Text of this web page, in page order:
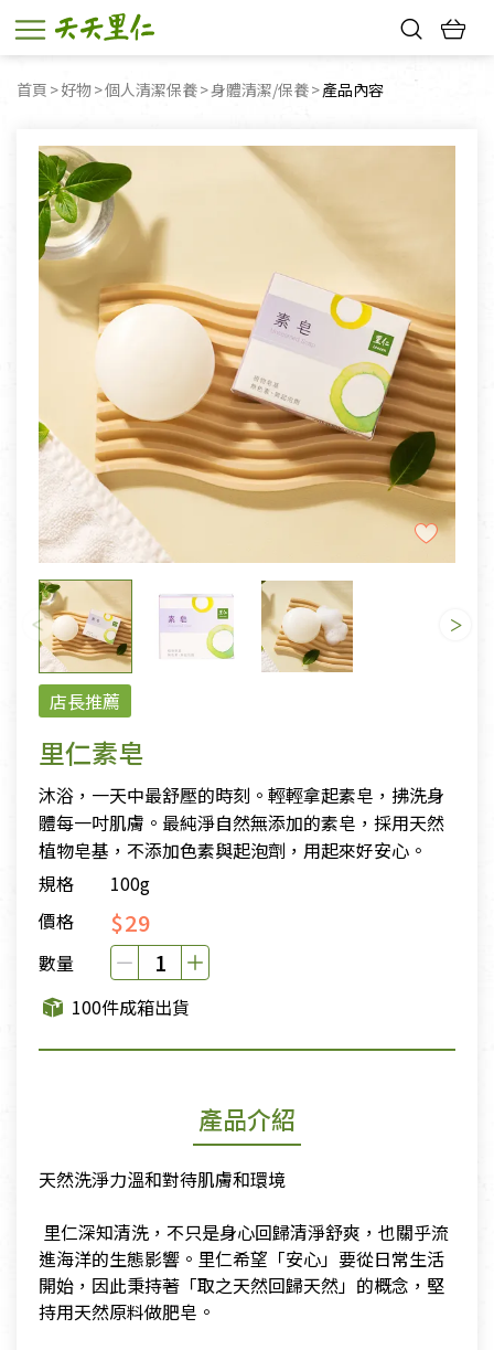
首頁 好物 個人清潔保養 身體清潔/保養 目前頁面：
產品內容
店長推薦
里仁素皂
沐浴，一天中最舒壓的時刻。輕輕拿起素皂，拂洗身
體每一吋肌膚。最純淨自然無添加的素皂，採用天然
植物皂基，不添加色素與起泡劑，用起來好安心。
規格
100g
價格
$29
數量
100件成箱出貨
產品介紹
天然洗淨力溫和對待肌膚和環境
​ 里仁深知清洗，不只是身心回歸清淨舒爽，也關乎流
進海洋的生態影響。里仁希望「安心」要從日常生活
開始，因此秉持著「取之天然回歸天然」的概念，堅
持用天然原料做肥皂。